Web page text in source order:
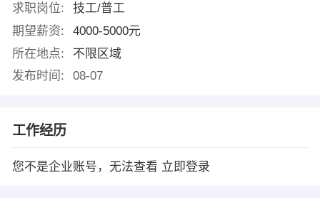
求职岗位:
技工/普工
期望薪资:
4000-5000元
所在地点:
不限区域
发布时间:
08-07
工作经历
您不是企业账号，无法查看 立即登录